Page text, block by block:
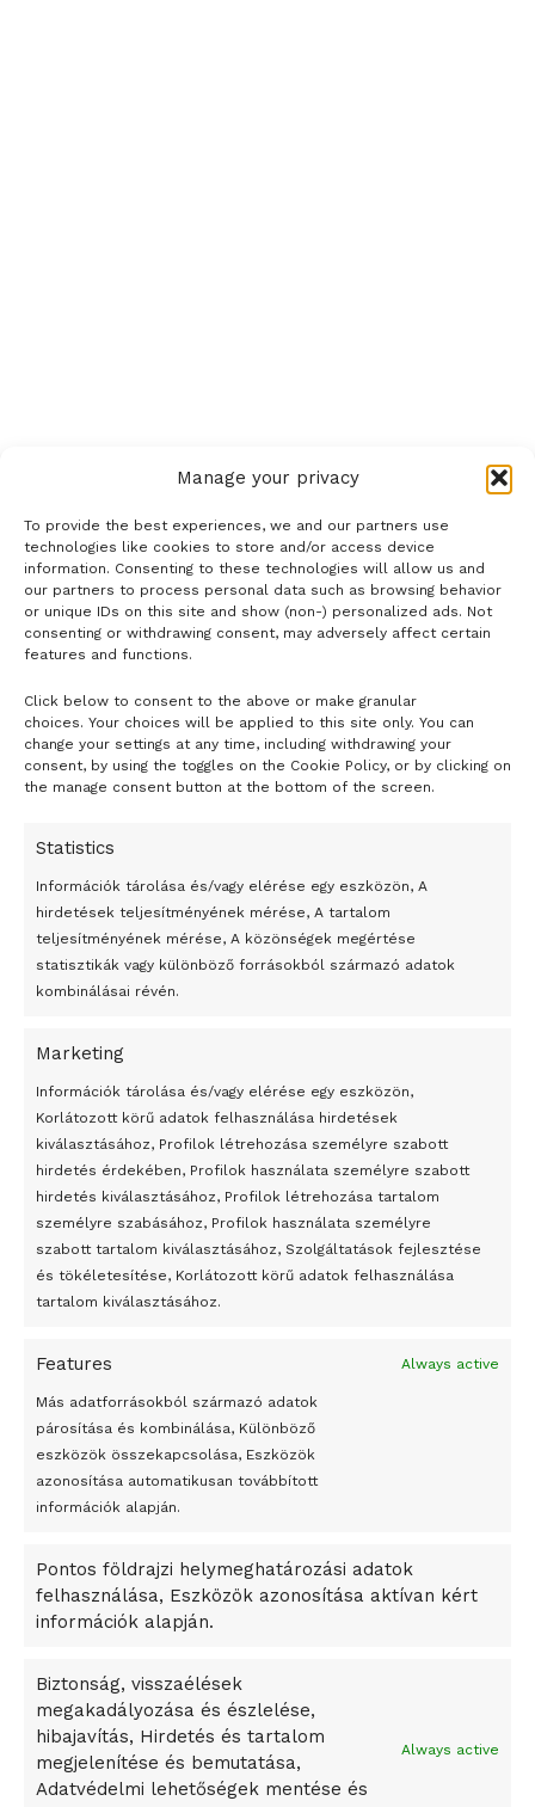
Manage your privacy
To provide the best experiences, we and our partners use
technologies like cookies to store and/or access device
information. Consenting to these technologies will allow us and
our partners to process personal data such as browsing behavior
or unique IDs on this site and show (non-) personalized ads. Not
consenting or withdrawing consent, may adversely affect certain
features and functions.
Click below to consent to the above or make granular
choices. Your choices will be applied to this site only. You can
change your settings at any time, including withdrawing your
consent, by using the toggles on the Cookie Policy, or by clicking on
the manage consent button at the bottom of the screen.
Statistics
Információk tárolása és/vagy elérése egy eszközön, A
hirdetések teljesítményének mérése, A tartalom
teljesítményének mérése, A közönségek megértése
statisztikák vagy különböző forrásokból származó adatok
kombinálásai révén.
Marketing
Információk tárolása és/vagy elérése egy eszközön,
Korlátozott körű adatok felhasználása hirdetések
kiválasztásához, Profilok létrehozása személyre szabott
hirdetés érdekében, Profilok használata személyre szabott
hirdetés kiválasztásához, Profilok létrehozása tartalom
személyre szabásához, Profilok használata személyre
szabott tartalom kiválasztásához, Szolgáltatások fejlesztése
és tökéletesítése, Korlátozott körű adatok felhasználása
tartalom kiválasztásához.
Features Always active
Más adatforrásokból származó adatok
párosítása és kombinálása, Különböző
eszközök összekapcsolása, Eszközök
azonosítása automatikusan továbbított
információk alapján.
Pontos földrajzi helymeghatározási adatok
felhasználása, Eszközök azonosítása aktívan kért
információk alapján.
Biztonság, visszaélések
megakadályozása és észlelése,
hibajavítás, Hirdetés és tartalom
megjelenítése és bemutatása,
Adatvédelmi lehetőségek mentése és
Always active
- H I R D E T É S -
Átmenetileg szünetelnek az összecsapások Bahmutnál
Egy vagyonért adták el Banksy művét miután elégették.
Az 1950-ben elhunyt alkotók művei szabadon
felhasználhatóvá válnak
Megváltoztatják a montenegrói egyházügyi törvény
Peking – A visegrádi országok zsidó kulturális örökségét
bemutató fotókiállítás nyílt
Megveszi az osztrák Wienerberger az amerikai Meridian
Bricket
A Startup Campus egyetemi programjainak legjobbjai az
A Ringo Starr új albummal jelentkezik
A Vajdasági Magyar Szövetség államtitkárait kinevezték
Dzsingisz kán hódító hadjárata okozta
Kuramagomedov ötödik, Muszukajev elődöntős – Birkózó
világkupa